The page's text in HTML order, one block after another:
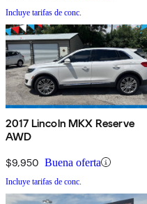
Incluye tarifas de conc.
2017 Lincoln MKX Reserve
AWD
$9,950 Buena oferta
Incluye tarifas de conc.